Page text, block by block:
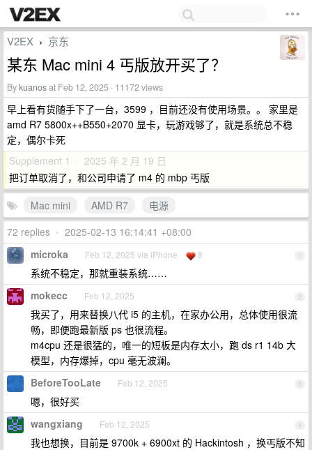
V2EX › 京东
某东 Mac mini 4 丐版放开买了？
Bykuanosat Feb 12, 2025 · 11172 views
早上看有货随手下了一台，3599 ，目前还没有使用场景。。 家里是
amd R7 5800x++B550+2070 显卡，玩游戏够了，就是系统总不稳
定，偶尔卡死
Supplement 1 · 2025 年 2 月 19 日
把订单取消了，和公司申请了 m4 的 mbp 丐版
Mac mini
AMD R7
电源
72 replies • 2025-02-13 16:14:41 +08:00
1
microka Feb 12, 2025 via iPhone 8
系统不稳定，那就重装系统……
2
mokecc Feb 12, 2025
我买了，用来替换八代 i5 的主机，在家办公用，总体使用很流
畅，即便跑最新版 ps 也很流程。
m4cpu 还是很猛的，唯一的短板是内存太小，跑 ds r1 14b 大
模型，内存爆掉，cpu 毫无波澜。
3
BeforeTooLate Feb 12, 2025
嗯，很好买
4
wangxiang Feb 12, 2025
我也想换，目前是 9700k + 6900xt 的 Hackintosh ，换丐版不知